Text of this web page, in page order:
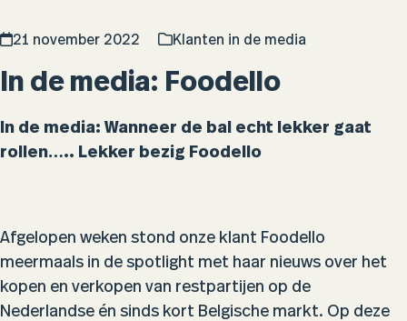
21 november 2022 Klanten in de media
In de media: Foodello
In de media: Wanneer de bal echt lekker gaat
rollen….. Lekker bezig Foodello
Afgelopen weken stond onze klant Foodello
meermaals in de spotlight met haar nieuws over het
kopen en verkopen van restpartijen op de
Nederlandse én sinds kort Belgische markt. Op deze